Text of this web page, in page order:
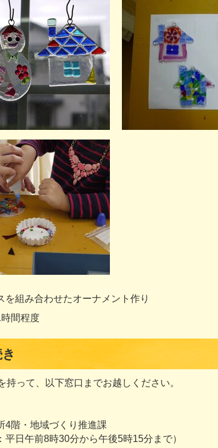
を組み合わせたオーナメント作り
時間程度
持って、以下窓口までお越しください。
4階・地域づくり推進課
平日午前8時30分から午後5時15分まで）